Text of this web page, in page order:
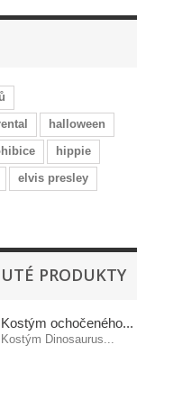
halloween
hippie
elvis presley
PRODUKTY
Kostým ochočeného...
Kostým Dinosaurus...